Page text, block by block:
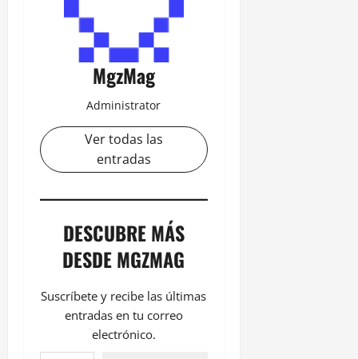
MgzMag
Administrator
Ver todas las
entradas
DESCUBRE MÁS
DESDE MGZMAG
Suscríbete y recibe las últimas
entradas en tu correo
electrónico.